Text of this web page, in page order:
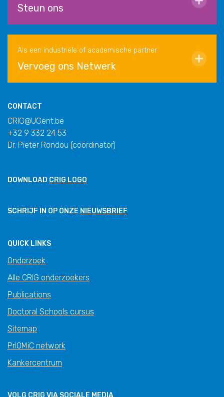
Steun ons
Als een industriële of academische partner
Vervoeg ons Netwerk
CONTACT
CRIG@UGent.be
+32 9 332 24 53
Dr. Pieter Rondou (coördinator)
DOWNLOAD CRIG LOGO
SCHRIJF IN OP ONZE NIEUWSBRIEF
QUICK LINKS
Onderzoek
Alle CRIG onderzoekers
Publications
Doctoral Schools cursus
Sitemap
PrIOMiC network
Kankercentrum
VOLG CRIG VIA SOCIALE MEDIA